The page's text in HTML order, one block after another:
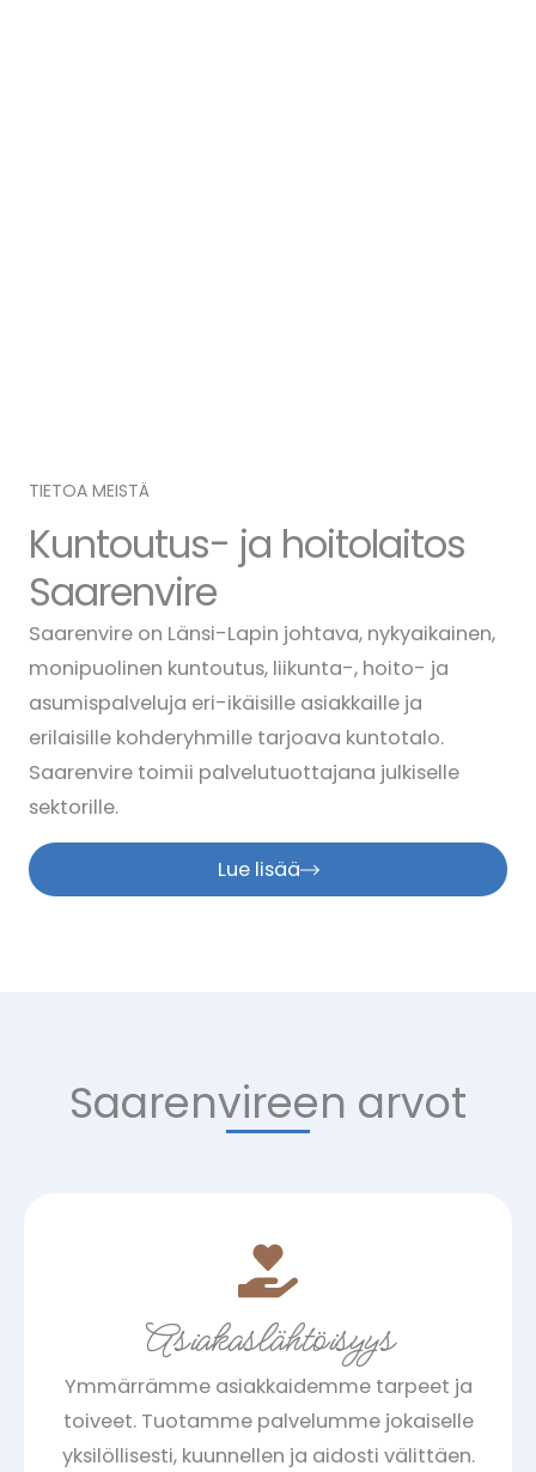
TIETOA MEISTÄ
Kuntoutus- ja hoitolaitos
Saarenvire
Saarenvire on Länsi-Lapin johtava, nykyaikainen,
monipuolinen kuntoutus, liikunta-, hoito- ja
asumispalveluja eri-ikäisille asiakkaille ja
erilaisille kohderyhmille tarjoava kuntotalo.
Saarenvire toimii palvelutuottajana julkiselle
sektorille.
Lue lisää
Saarenvireen arvot
Asiakaslähtöisyys
Ymmärrämme asiakkaidemme tarpeet ja
toiveet. Tuotamme palvelumme jokaiselle
yksilöllisesti, kuunnellen ja aidosti välittäen.